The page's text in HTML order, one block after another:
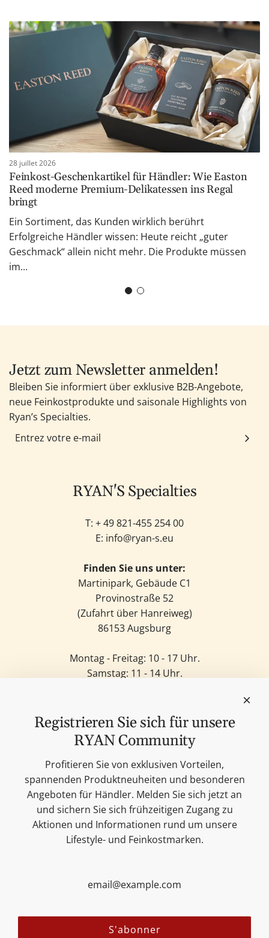
28 juillet 2026
Feinkost-Geschenkartikel für Händler: Wie Easton
Reed moderne Premium-Delikatessen ins Regal
bringt
Ein Sortiment, das Kunden wirklich berührt
Erfolgreiche Händler wissen: Heute reicht „guter
Geschmack“ allein nicht mehr. Die Produkte müssen
im...
Jetzt zum Newsletter anmelden!
Bleiben Sie informiert über exklusive B2B-Angebote,
neue Feinkostprodukte und saisonale Highlights von
Ryan’s Specialties.
RYAN'S Specialties
T: +49 821-455 254 00
E: info@ryan-s.eu
Finden Sie uns unter:
Martinipark, Gebäude C1
Provinostraße 52
(Zufahrt über Hanreiweg)
86153 Augsburg
Montag - Freitag: 10 - 17 Uhr.
Samstag: 11 - 14 Uhr.
Kerzen
Lifestyle & Deko
Unsere Marken
Merchandise
Blog
Suchen
Kontakt
Cookie Einstellungen
Impressum
AGB
Registrieren Sie sich für unsere
RYAN Community
Profitieren Sie von exklusiven Vorteilen,
spannenden Produktneuheiten und besonderen
Angeboten für Händler. Melden Sie sich jetzt an
und sichern Sie sich frühzeitigen Zugang zu
Aktionen und Informationen rund um unsere
Lifestyle- und Feinkostmarken.
S'abonner